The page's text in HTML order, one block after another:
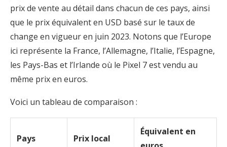
prix de vente au détail dans chacun de ces pays, ainsi
que le prix équivalent en USD basé sur le taux de
change en vigueur en juin 2023. Notons que l’Europe
ici représente la France, l’Allemagne, l’Italie, l’Espagne,
les Pays-Bas et l’Irlande où le Pixel 7 est vendu au
même prix en euros.
Voici un tableau de comparaison :
Pays Prix ​​local
Équivalent en